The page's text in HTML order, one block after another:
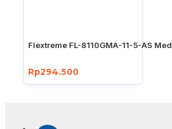
Flextreme FL-8110GMA-11-5-AS
Rp294.500